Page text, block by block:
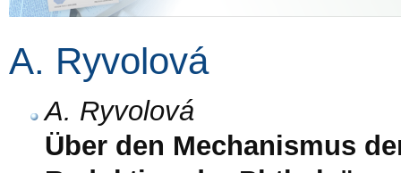
A. Ryvolová
A. Ryvolová
Über den Mechanismus